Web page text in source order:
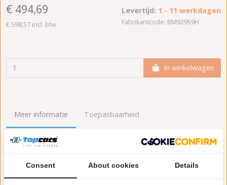
€ 494,69
€ 598,57 incl. btw
Levertijd: 1 - 11 werkdagen
Fabrikantcode: BM92959H
In winkelwagen
Meer informatie Toepasbaarheid
Origineel nummers
Garantie:2 jaar garantie
Materiaal:Keramiek
Consent About cookies Details